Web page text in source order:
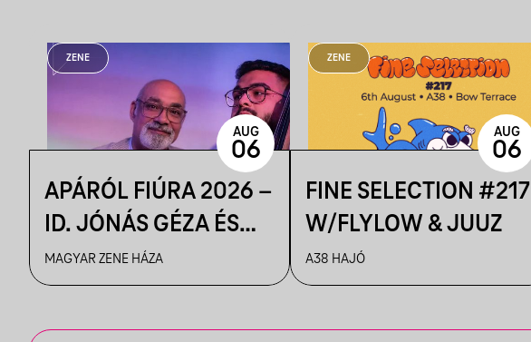
ZENE
APÁRÓL FIÚRA 2026 –
ID. JÓNÁS GÉZA ÉS
ZENEKARA & IFJ.
JÓNÁS GÉZA ÉS
ZENEKARA, VENDÉG:
MAGYAR ZENE HÁZA
AUG
06
ZENE
FINE SELECTION #217
W/FLYLOW & JUUZ
A38 HAJÓ
AUG
06